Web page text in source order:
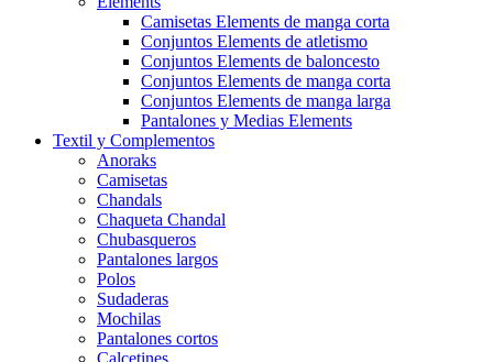
Camisetas Elements de manga corta
Conjuntos Elements de atletismo
Conjuntos Elements de baloncesto
Conjuntos Elements de manga corta
Conjuntos Elements de manga larga
Pantalones y Medias Elements
Textil y Complementos
Anoraks
Camisetas
Chandals
Chaqueta Chandal
Chubasqueros
Pantalones largos
Polos
Sudaderas
Mochilas
Pantalones cortos
Calcetines